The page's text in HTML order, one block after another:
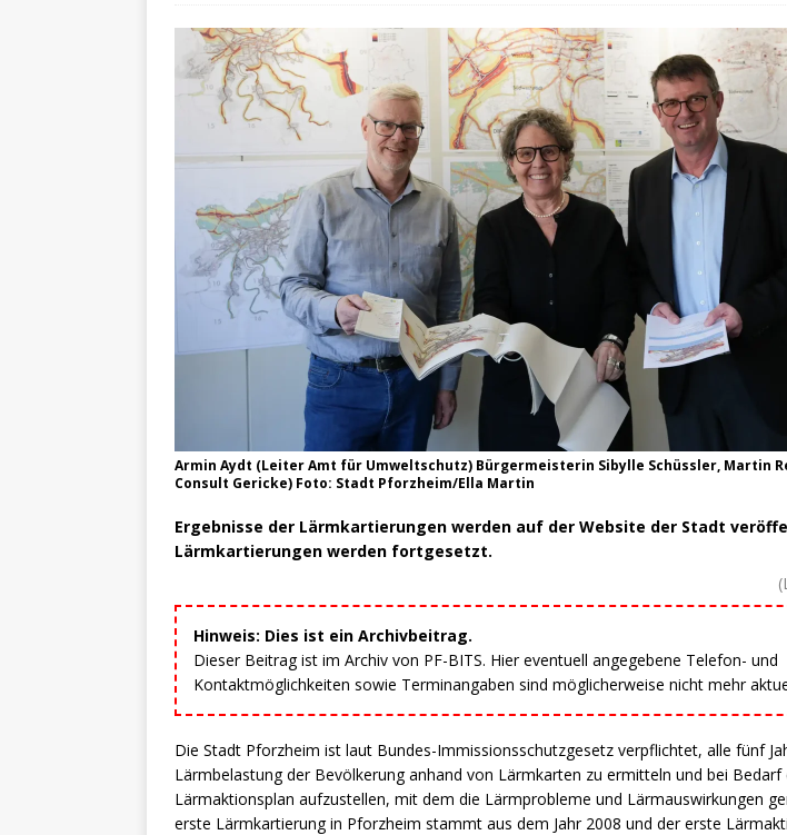
Armin Aydt (Leiter Amt für Umweltschutz) Bürgermeisterin Sibylle Schüssler, Martin
Consult Gericke) Foto: Stadt Pforzheim/Ella Martin
Ergebnisse der Lärmkartierungen werden auf der Website der Stadt
Lärmkartierungen werden fortgesetzt.
Hinweis: Dies ist ein Archivbeitrag.
Dieser Beitrag ist im Archiv von PF-BITS. Hier eventuell angegebene Telefon- und
Kontaktmöglichkeiten sowie Terminangaben sind möglicherweise nicht mehr
Die Stadt Pforzheim ist laut Bundes-Immissionsschutzgesetz verpflichtet, alle fünf
Lärmbelastung der Bevölkerung anhand von Lärmkarten zu ermitteln und bei Bedarf
Lärmaktionsplan aufzustellen, mit dem die Lärmprobleme und Lärmauswirkungen
erste Lärmkartierung in Pforzheim stammt aus dem Jahr 2008 und der erste